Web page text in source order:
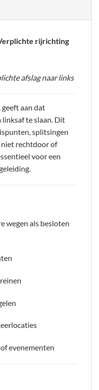
rijrichting
afslag naar links
aan dat
te slaan. Dit
splitsingen
rechtdoor of
voor een
wegen als besloten
evenementen